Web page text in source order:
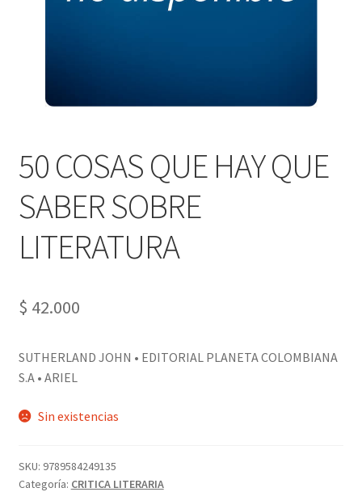
Tienda
50 COSAS QUE HAY QUE
SABER SOBRE
LITERATURA
$ 42.000
SUTHERLAND JOHN • EDITORIAL PLANETA COLOMBIANA
S.A • ARIEL
Sin existencias
SKU: 9789584249135
Categoría: CRITICA LITERARIA